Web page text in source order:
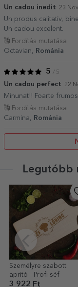
Un cadou inedit 23
Un produs calitativ,
Un cadou excelent.
Fordítás mutatása
Octavian,
Románia
5 / 5
Un cadou perfect 22
Minunat!! Foarte
Fordítás mutatása
Carmina,
Románia
Legutóbb
Személyre szabott
aprító - Profi séf
3 922 Ft